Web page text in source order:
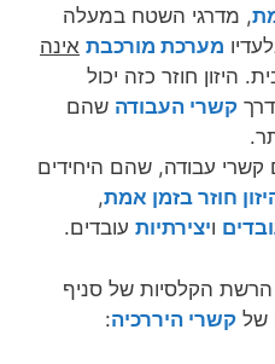
, מדרגי השטח במעלה
מערכת מורכבת אינה
היזון חוזר כזה יכול
קשרי העבודה שהם
קשרי עבודה, שהם היחידים
חוזר בזמן אמת,
ויצירתיות עובדים.
הקלסיות של סניף
של קשרי היררכיה: